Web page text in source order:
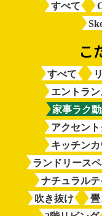
すべて
すべて
エントラ
家事ラク
アクセン
キッチン
ランドリース
ナチュラルテ
吹き抜け
畳